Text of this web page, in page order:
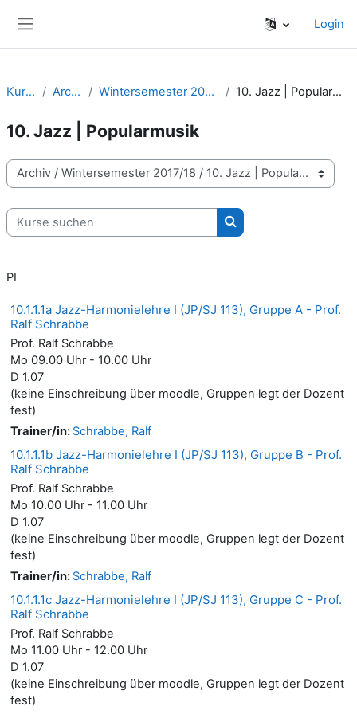
Login
Kurse Archiv Wintersemester 2017/18 10. Jazz | Popularmusik
10. Jazz | Popularmusik
Kursbereiche
Kurse suchen
Kurse suchen
PI
10.1.1.1a Jazz-Harmonielehre I (JP/SJ 113), Gruppe A - Prof.
Ralf Schrabbe
Prof. Ralf Schrabbe
Mo 09.00 Uhr - 10.00 Uhr
D 1.07
(keine Einschreibung über moodle, Gruppen legt der Dozent
fest)
Trainer/in: Schrabbe, Ralf
10.1.1.1b Jazz-Harmonielehre I (JP/SJ 113), Gruppe B - Prof.
Ralf Schrabbe
Prof. Ralf Schrabbe
Mo 10.00 Uhr - 11.00 Uhr
D 1.07
(keine Einschreibung über moodle, Gruppen legt der Dozent
fest)
Trainer/in: Schrabbe, Ralf
10.1.1.1c Jazz-Harmonielehre I (JP/SJ 113), Gruppe C - Prof.
Ralf Schrabbe
Prof. Ralf Schrabbe
Mo 11.00 Uhr - 12.00 Uhr
D 1.07
(keine Einschreibung über moodle, Gruppen legt der Dozent
fest)